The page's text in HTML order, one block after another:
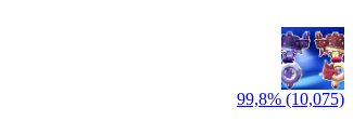
99,8% (10,075)